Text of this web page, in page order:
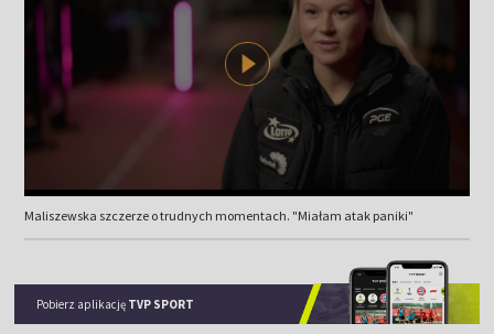
Maliszewska szczerze o trudnych momentach. "Miałam atak paniki"
Pobierz aplikację TVP SPORT